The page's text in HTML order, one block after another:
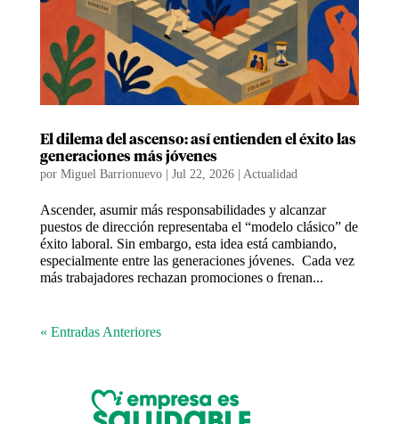
El dilema del ascenso: así entienden el éxito las
generaciones más jóvenes
por Miguel Barrionuevo| Jul 22, 2026| Actualidad
Ascender, asumir más responsabilidades y alcanzar
puestos de dirección representaba el “modelo clásico” de
éxito laboral. Sin embargo, esta idea está cambiando,
especialmente entre las generaciones jóvenes. Cada vez
más trabajadores rechazan promociones o frenan...
« Entradas Anteriores